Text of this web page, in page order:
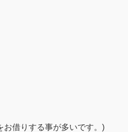
お借りする事が多いです。)